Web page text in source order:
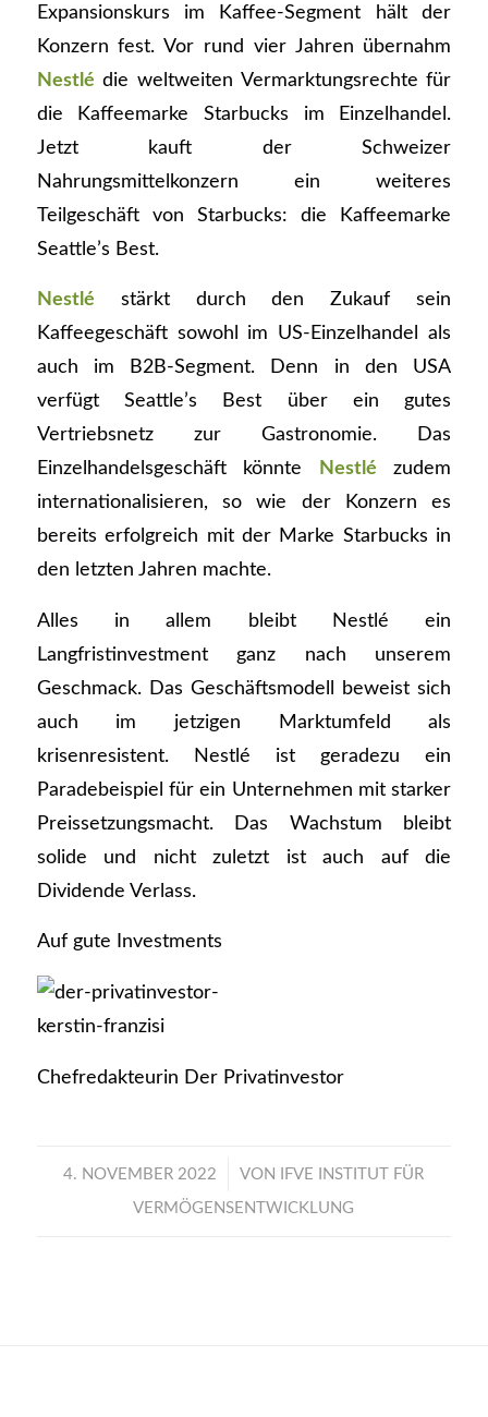
Expansionskurs im Kaffee-Segment hält der
Konzern fest. Vor rund vier Jahren übernahm
Nestlé die weltweiten Vermarktungsrechte für
die Kaffeemarke Starbucks im Einzelhandel.
Jetzt kauft der Schweizer
Nahrungsmittelkonzern ein weiteres
Teilgeschäft von Starbucks: die Kaffeemarke
Seattle’s Best.
Nestlé stärkt durch den Zukauf sein
Kaffeegeschäft sowohl im US-Einzelhandel als
auch im B2B-Segment. Denn in den USA
verfügt Seattle’s Best über ein gutes
Vertriebsnetz zur Gastronomie. Das
Einzelhandelsgeschäft könnte
Nestlé zudem
internationalisieren, so wie der Konzern es
bereits erfolgreich mit der Marke Starbucks in
den letzten Jahren machte.
Alles in allem bleibt Nestlé ein
Langfristinvestment ganz nach unserem
Geschmack. Das Geschäftsmodell beweist sich
auch im jetzigen Marktumfeld als
krisenresistent. Nestlé ist geradezu ein
Paradebeispiel für ein Unternehmen mit starker
Preissetzungsmacht. Das Wachstum bleibt
solide und nicht zuletzt ist auch auf die
Dividende Verlass.
Auf gute Investments
Chefredakteurin Der Privatinvestor
4. NOVEMBER 2022
/ VON IFVE INSTITUT FÜR
VERMÖGENSENTWICKLUNG